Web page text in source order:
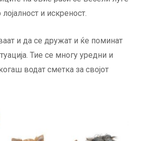
и искреност.
и да се дружат и ќе поминат
Тие се многу уредни и
водат сметка за својот